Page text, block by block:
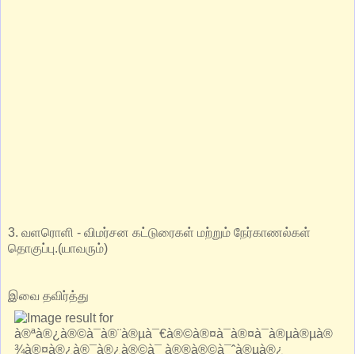
3. வளரொளி - விமர்சன கட்டுரைகள் மற்றும் நேர்காணல்கள்
தொகுப்பு.(யாவரும்)
இவை தவிர்த்து